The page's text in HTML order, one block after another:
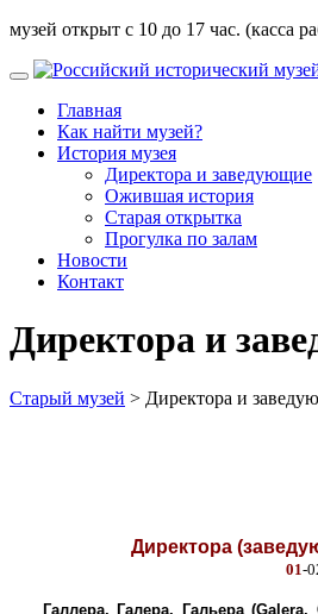
музей открыт с 10 до 17 час. (касса
Главная
Как найти музей?
История музея
Директора и заведующие
Ожившая история
Старая открытка
Прогулка по залам
Новости
Контакт
Директора и
Старый музей > Директора и
Директора
01-
Галлера, Галера, Гальера (Galera,